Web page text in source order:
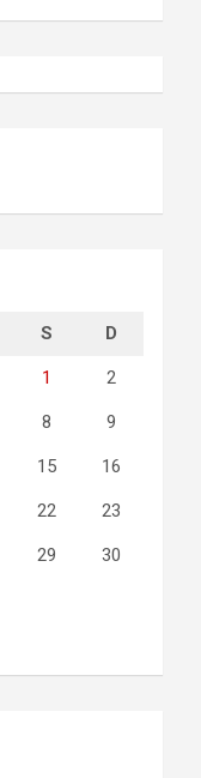
S D
1 2
8 9
15 16
22 23
29 30